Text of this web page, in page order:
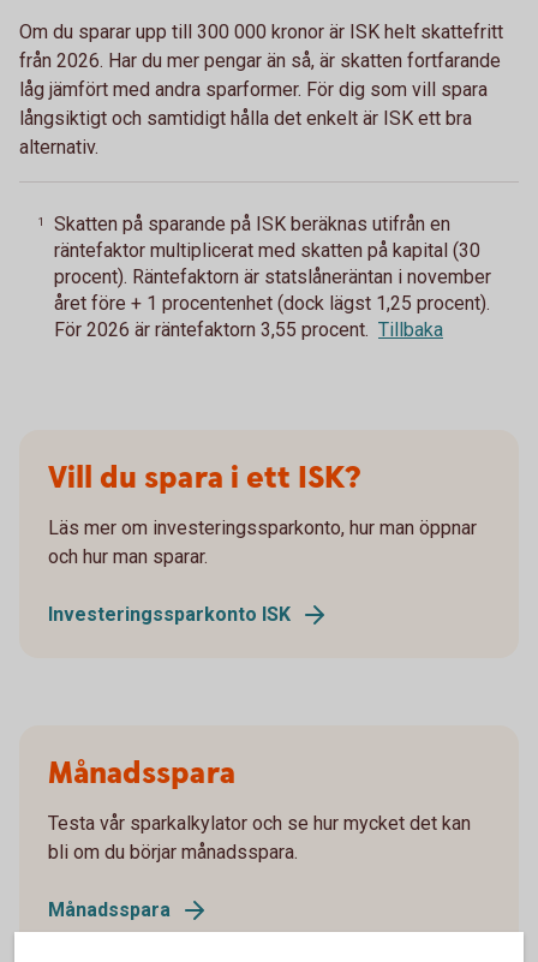
Om du sparar upp till 300 000 kronor är ISK helt skattefritt
från 2026. Har du mer pengar än så, är skatten fortfarande
låg jämfört med andra sparformer. För dig som vill spara
långsiktigt och samtidigt hålla det enkelt är ISK ett bra
alternativ.
1
Skatten på sparande på ISK beräknas utifrån en
räntefaktor multiplicerat med skatten på kapital (30
procent). Räntefaktorn är statslåneräntan i november
året före + 1 procentenhet (dock lägst 1,25 procent).
För 2026 är räntefaktorn 3,55 procent. Tillbaka
Vill du spara i ett ISK?
Läs mer om investeringssparkonto, hur man öppnar
och hur man sparar.
Investeringssparkonto ISK
Månadsspara
Testa vår sparkalkylator och se hur mycket det kan
bli om du börjar månadsspara.
Månadsspara